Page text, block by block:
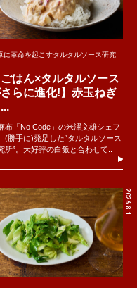
に革命を起こすタルタルソース研究
ごはん×タルタルソース
らに進化!】赤玉ねぎ
布「No Code」の米澤文雄シェフ
(勝手に)発足した“タルタルソース
所”。大好評の白飯と合わせて..
2026.8.1